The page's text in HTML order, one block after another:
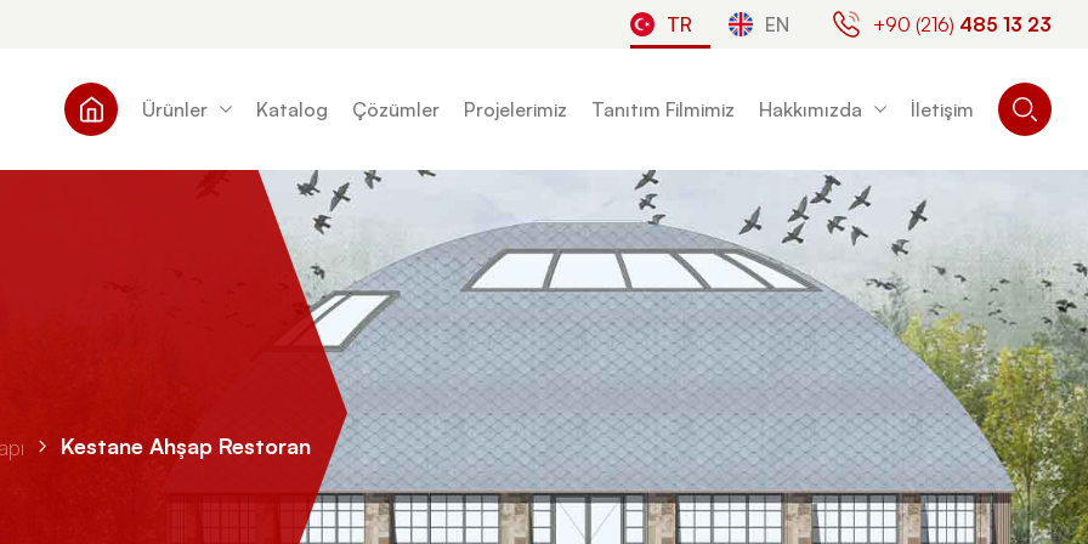
TR EN +90 (216) 485 13 23
Ürünler Katalog Çözümler Projelerimiz Tanıtım Filmimiz Hakkımızda İletişim
Kestane Ahşap Restoran